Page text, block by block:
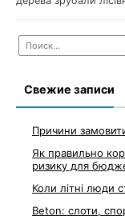
Найти:
Свежие записи
Причини
Як правильно
ризику для
Коли літні люди
Beton: слоти,